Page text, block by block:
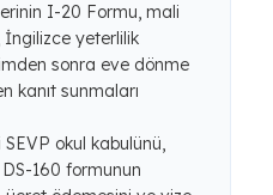
I-20 Formu, mali
İngilizce yeterlilik
sonra eve dönme
kanıt sunmaları
okul kabulünü,
DS-160 formunun